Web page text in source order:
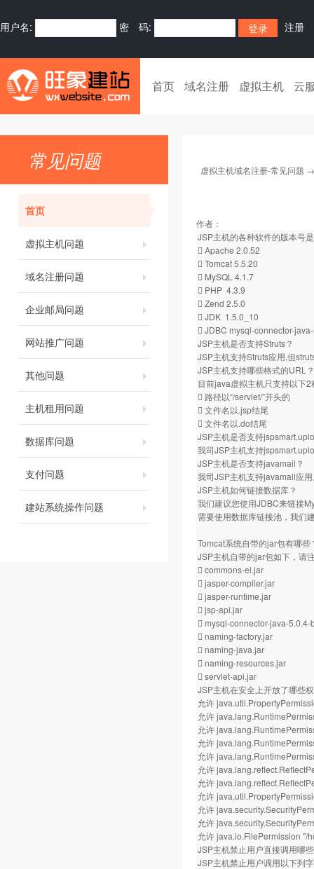
用户名: 密 码: 注册
首页 域名注册 虚拟主机 云
常见问题
首页
虚拟主机问题
域名注册问题
企业邮局问题
网站推广问题
其他问题
主机租用问题
数据库问题
支付问题
建站系统操作问题
虚拟主机域名注册-常见问题
作者：
JSP主机的各种软件的版本号
 Apache 2.0.52
 Tomcat 5.5.20
 MySQL 4.1.7
 PHP 4.3.9
 Zend 2.5.0
 JDK 1.5.0_10
 JDBC mysql-connector-
JSP主机是否支持Struts？
JSP主机支持Struts应用,但
JSP主机支持哪些格式的URL？
目前java虚拟主机只支持以下2
 路径以“/servlet/”开头的
 文件名以.jsp结尾
 文件名以.do结尾
JSP主机是否支持
我司JSP主机支持
JSP主机是否支持javamail？
我司JSP主机支持javamail应
JSP主机如何链接数据库？
我们建议您使用JDBC来链接
需要使用数据库链接池，我们
Tomcat系统自带的jar包有哪些
JSP主机自带的jar包如下，请
 commons-el.jar
 jasper-compiler.jar
 jasper-runtime.jar
 jsp-api.jar
 mysql-connector-java-5.0.4-
 naming-factory.jar
 naming-java.jar
 naming-resources.jar
 servlet-api.jar
JSP主机在安全上开放了哪些
允许
允许
允许
允许
允许
允许
允许
允许
允许
允许
允许 java.io.FilePermission "/
JSP主机禁止用户直接调用哪
JSP主机禁止用户调用以下列